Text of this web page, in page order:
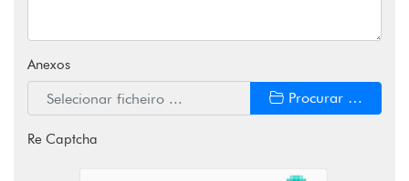
Anexos
Procurar …
Re Captcha